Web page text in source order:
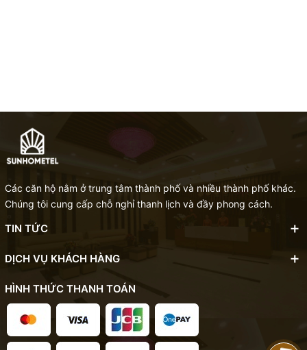
Các căn hộ nằm ở trung tâm thành phố và nhiều thành phố khác.
Chúng tôi cung cấp chỗ nghỉ thanh lịch và đầy phong cách.
TIN TỨC
DỊCH VỤ KHÁCH HÀNG
HÌNH THỨC THANH TOÁN